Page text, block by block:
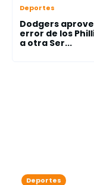
Deportes
Dodgers
error de los
a otra Ser...
Deportes